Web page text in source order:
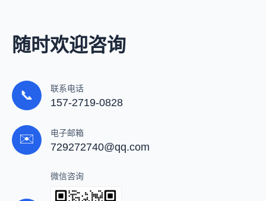
随时欢迎咨询
📞 联系电话
157-2719-0828
✉️ 电子邮箱
729272740@qq.com
微信咨询